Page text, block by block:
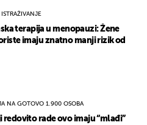
terapija u menopauzi: Žene
imaju znatno manji rizik od
NA GOTOVO 1.900 OSOBA
redovito rade ovo imaju “mlađi”